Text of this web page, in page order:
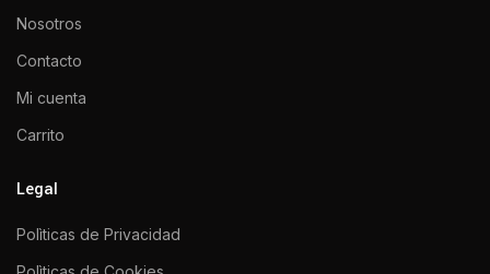
Nosotros
Contacto
Mi cuenta
Carrito
Legal
Polìticas de Privacidad